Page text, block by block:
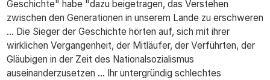
Geschichte" habe "dazu beigetragen, das Verstehen
zwischen den Generationen in unserem Lande zu erschweren
... Die Sieger der Geschichte hörten auf, sich mit ihrer
wirklichen Vergangenheit, der Mitläufer, der Verführten, der
Gläubigen in der Zeit des Nationalsozialismus
auseinanderzusetzen ... Ihr untergründig schlechtes